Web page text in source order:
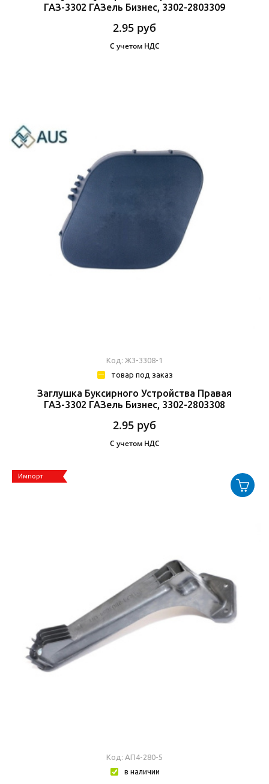
ГАЗ-3302 ГАЗель Бизнес, 3302-2803309
2.95 руб
С учетом НДС
Код: Ж3-3308-1
товар под заказ
Заглушка Буксирного Устройства Правая
ГАЗ-3302 ГАЗель Бизнес, 3302-2803308
2.95 руб
С учетом НДС
Импорт
Код: АП4-280-5
в наличии